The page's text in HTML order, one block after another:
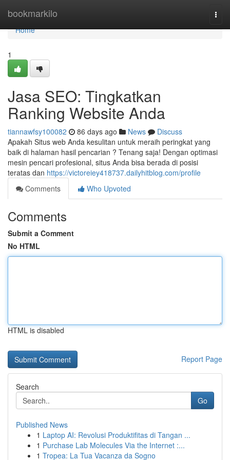
bookmarkilo
Home
Home
1
Jasa SEO: Tingkatkan
Ranking Website Anda
tiannawfsy100082 86 days ago News
Discuss
Apakah Situs web Anda kesulitan untuk meraih peringkat yang
baik di halaman hasil pencarian ? Tenang saja! Dengan optimasi
mesin pencari profesional, situs Anda bisa berada di posisi
teratas dan https://victoreiey418737.dailyhitblog.com/profile
Comments
Who Upvoted
Comments
Submit a Comment
No HTML
HTML is disabled
Report Page
Search
Go
Published News
1 Laptop AI: Revolusi Produktifitas di Tangan ...
1 Purchase Lab Molecules Via the Internet :...
1 Tropea: La Tua Vacanza da Sogno